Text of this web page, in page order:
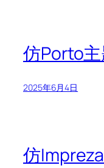
仿Porto
2025年6月4日
仿